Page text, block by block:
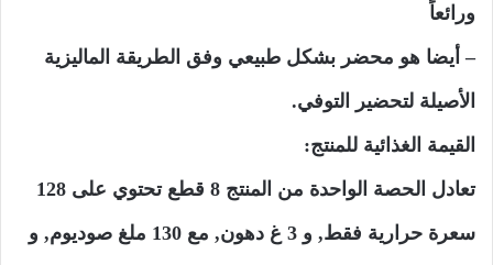
ورائعاً
– أيضا هو محضر بشكل طبيعي وفق الطريقة الماليزية
الأصيلة لتحضير التوفي.
القيمة الغذائية للمنتج:
تعادل الحصة الواحدة من المنتج 8 قطع تحتوي على 128
سعرة حرارية فقط, و 3 غ دهون, مع 130 ملغ صوديوم, و